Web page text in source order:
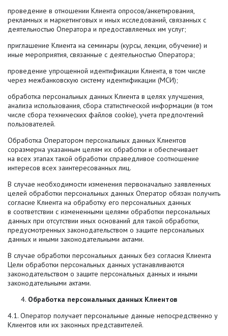
проведение в отношении Клиента опросов/анкетирования,
рекламных и маркетинговых и иных исследований, связанных с
деятельностью Оператора и предоставляемых им услуг;
приглашение Клиента на семинары (курсы, лекции, обучение) и
иные мероприятия, связанные с деятельностью Оператора;
проведение упрощенной идентификации Клиента, в том числе
через межбанковскую систему идентификации (МСИ);
обработка персональных данных Клиента в целях улучшения,
анализа использования, сбора статистической информации (в том
числе сбора технических файлов cookie), учета предпочтений
пользователей.
Обработка Оператором персональных данных Клиентов
соразмерна указанным целям их обработки и обеспечивает
на всех этапах такой обработки справедливое соотношение
интересов всех заинтересованных лиц.
В случае необходимости изменения первоначально заявленных
целей обработки персональных данных Оператор обязан получить
согласие Клиента на обработку его персональных данных
в соответствии с измененными целями обработки персональных
данных при отсутствии иных оснований для такой обработки,
предусмотренных законодательством о защите персональных
данных и иными законодательными актами.
В случае обработки персональных данных без согласия Клиента
Цели обработки персональных данных устанавливаются
законодательством о защите персональных данных и иными
законодательными актами.
Обработка персональных данных Клиентов
4.1. Оператор получает персональные данные непосредственно у
Клиентов или их законных представителей.